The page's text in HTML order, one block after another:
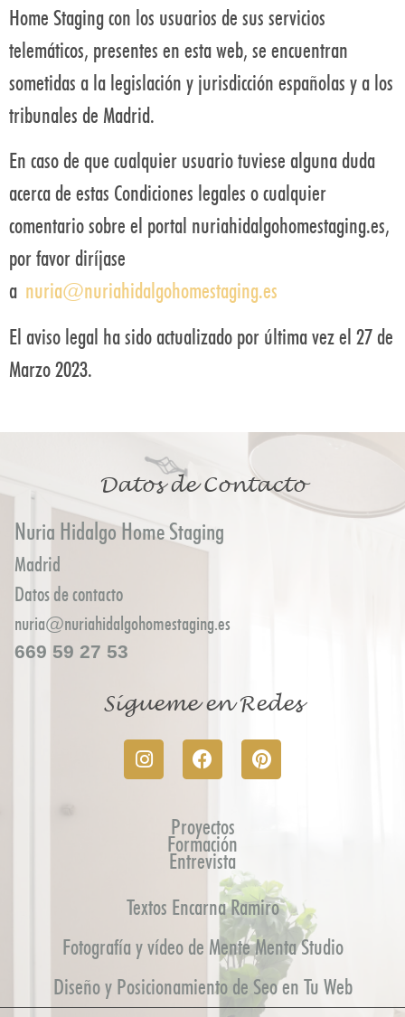
Home Staging con los usuarios de sus servicios
telemáticos, presentes en esta web, se encuentran
sometidas a la legislación y jurisdicción españolas y a los
tribunales de Madrid.
En caso de que cualquier usuario tuviese alguna duda
acerca de estas Condiciones legales o cualquier
comentario sobre el portal nuriahidalgohomestaging.es,
por favor diríjase
a nuria@nuriahidalgohomestaging.es
El aviso legal ha sido actualizado por última vez el 27 de
Marzo 2023.
Datos de Contacto
Nuria Hidalgo Home Staging
Madrid
Datos de contacto
nuria@nuriahidalgohomestaging.es
669 59 27 53
Sígueme en Redes
Proyectos
Formación
Entrevista
Textos Encarna Ramiro
Fotografía y vídeo de Mente Menta Studio
Diseño y Posicionamiento de Seo en Tu Web